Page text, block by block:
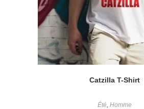
Catzilla T-Shirt
Été, Homme